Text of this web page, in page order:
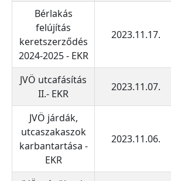
Bérlakás
felújítás
keretszerződés
2024-2025 - EKR
2023.11.17.
JVÖ utcafásítás
II.- EKR
2023.11.07.
JVÖ járdák,
utcaszakaszok
karbantartása -
EKR
2023.11.06.